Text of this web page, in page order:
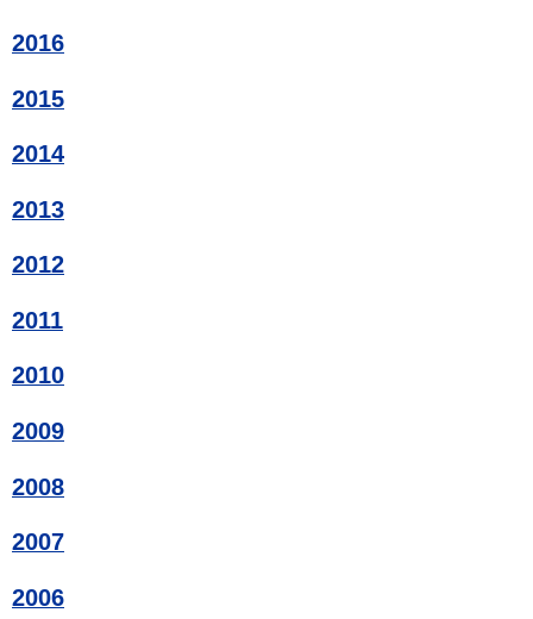
2016
2015
2014
2013
2012
2011
2010
2009
2008
2007
2006